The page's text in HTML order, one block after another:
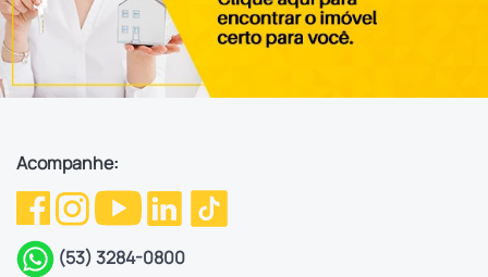
Acompanhe:
(53) 3284-0800